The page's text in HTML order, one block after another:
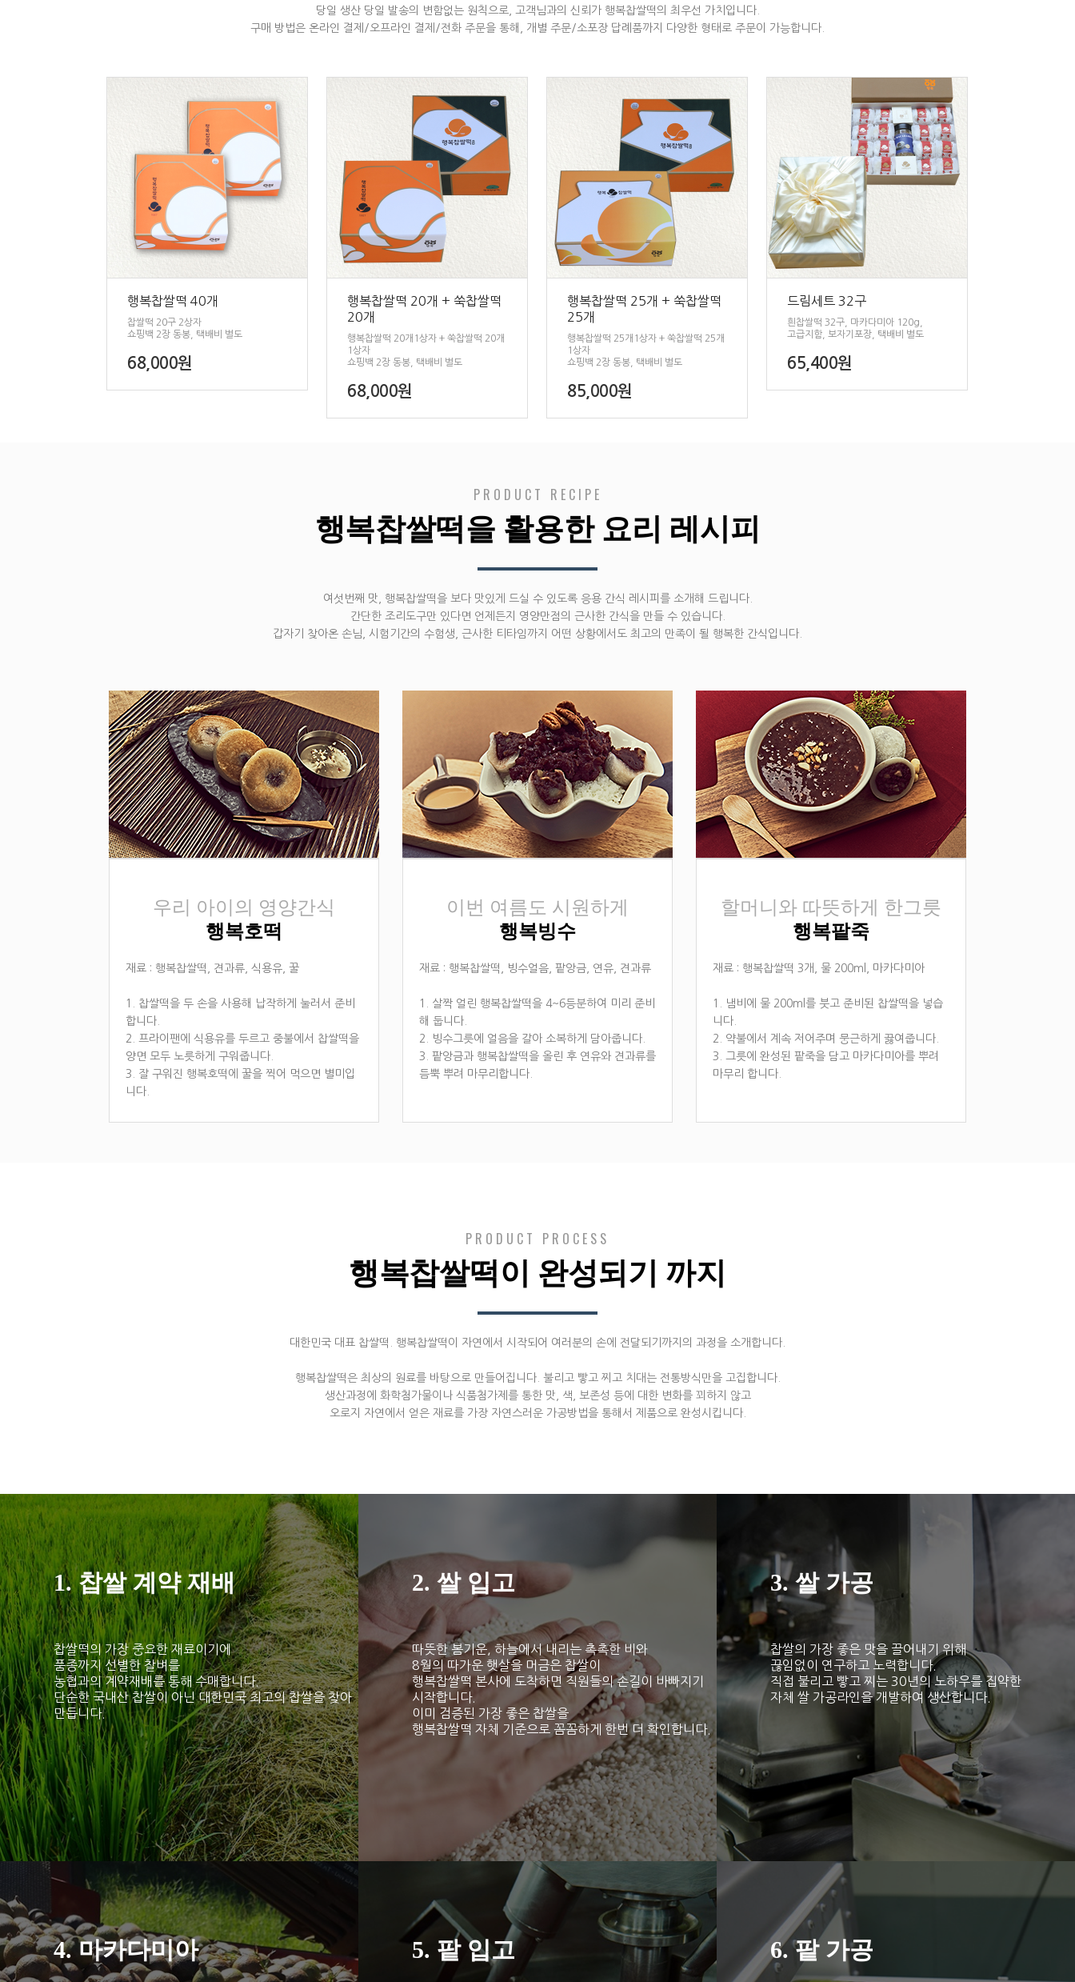
당일 생산 당일 발송의 변함없는 원칙으로, 고객님과의 신뢰가 행복찹쌀떡의 최우선 가치입니다.
구매 방법은 온라인 결제/오프라인 결제/전화 주문을 통해, 개별 주문/소포장 답례품까지 다양한 형태로 주문이 가능합니다.
행복찹쌀떡 40개
찹쌀떡 20구 2상자
쇼핑백 2장 동봉, 택배비 별도
68,000원
행복찹쌀떡 20개 + 쑥찹쌀떡
20개
행복찹쌀떡 20개1상자 + 쑥찹쌀떡 20개
1상자
쇼핑백 2장 동봉, 택배비 별도
68,000원
행복찹쌀떡 25개 + 쑥찹쌀떡
25개
행복찹쌀떡 25개1상자 + 쑥찹쌀떡 25개
1상자
쇼핑백 2장 동봉, 택배비 별도
85,000원
드림세트 32구
흰찹쌀떡 32구, 마카다미아 120g,
고급지함, 보자기포장, 택배비 별도
65,400원
PRODUCT RECIPE
행복찹쌀떡을 활용한 요리 레시피
여섯번째 맛, 행복찹쌀떡을 보다 맛있게 드실 수 있도록 응용 간식 레시피를 소개해 드립니다.
간단한 조리도구만 있다면 언제든지 영양만점의 근사한 간식을 만들 수 있습니다.
갑자기 찾아온 손님, 시험기간의 수험생, 근사한 티타임까지 어떤 상황에서도 최고의 만족이 될 행복한 간식입니다.
우리 아이의 영양간식
행복호떡
재료 : 행복찹쌀떡, 견과류, 식용유, 꿀
1. 찹쌀떡을 두 손을 사용해 납작하게 눌러서 준비
합니다.
2. 프라이팬에 식용유를 두르고 중불에서 찹쌀떡을
양면 모두 노릇하게 구워줍니다.
3. 잘 구워진 행복호떡에 꿀을 찍어 먹으면 별미입
니다.
이번 여름도 시원하게
행복빙수
재료 : 행복찹쌀떡, 빙수얼음, 팥앙금, 연유, 견과류
1. 살짝 얼린 행복찹쌀떡을 4~6등분하여 미리 준비
해 둡니다.
2. 빙수그릇에 얼음을 갈아 소복하게 담아줍니다.
3. 팥앙금과 행복찹쌀떡을 올린 후 연유와 견과류를
듬뿍 뿌려 마무리합니다.
할머니와 따뜻하게 한그릇
행복팥죽
재료 : 행복찹쌀떡 3개, 물 200ml, 마카다미아
1. 냄비에 물 200ml를 붓고 준비된 찹쌀떡을 넣습
니다.
2. 약불에서 계속 저어주며 뭉근하게 끓여줍니다.
3. 그릇에 완성된 팥죽을 담고 마카다미아를 뿌려
마무리 합니다.
PRODUCT PROCESS
행복찹쌀떡이 완성되기 까지
대한민국 대표 찹쌀떡. 행복찹쌀떡이 자연에서 시작되어 여러분의 손에 전달되기까지의 과정을 소개합니다.
행복찹쌀떡은 최상의 원료를 바탕으로 만들어집니다. 불리고 빻고 찌고 치대는 전통방식만을 고집합니다.
생산과정에 화학첨가물이나 식품첨가제를 통한 맛, 색, 보존성 등에 대한 변화를 꾀하지 않고
오로지 자연에서 얻은 재료를 가장 자연스러운 가공방법을 통해서 제품으로 완성시킵니다.
1. 찹쌀 계약 재배
찹쌀떡의 가장 중요한 재료이기에
품종까지 선별한 찰벼를
농협과의 계약재배를 통해 수매합니다.
단순한 국내산 찹쌀이 아닌 대한민국 최고의 찹쌀을 찾아
만듭니다.
2. 쌀 입고
따뜻한 봄기운, 하늘에서 내리는 촉촉한 비와
8월의 따가운 햇살을 머금은 찹쌀이
행복찹쌀떡 본사에 도착하면 직원들의 손길이 바빠지기
시작합니다.
이미 검증된 가장 좋은 찹쌀을
행복찹쌀떡 자체 기준으로 꼼꼼하게 한번 더 확인합니다.
3. 쌀 가공
찹쌀의 가장 좋은 맛을 끌어내기 위해
끊임없이 연구하고 노력합니다.
직접 불리고 빻고 찌는 30년의 노하우를 집약한
자체 쌀 가공라인을 개발하여 생산합니다.
4. 마카다미아 5. 팥 입고 6. 팥 가공